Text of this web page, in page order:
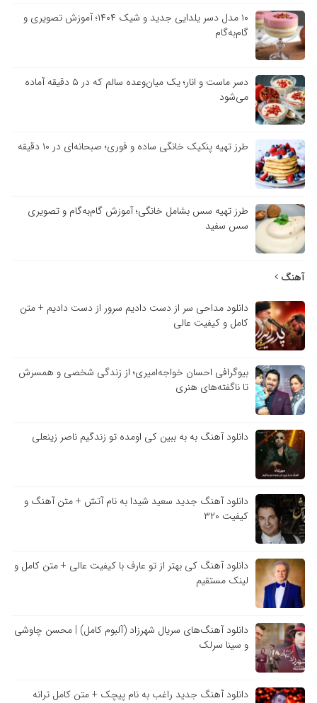
۱۰ مدل دسر یلدایی جدید و شیک ۱۴۰۴؛ آموزش تصویری و
گام‌به‌گام
دسر ماست و انار؛ یک میان‌وعده سالم که در ۵ دقیقه آماده
می‌شود
طرز تهیه پنکیک خانگی ساده و فوری؛ صبحانه‌ای در ۱۰ دقیقه
طرز تهیه سس بشامل خانگی؛ آموزش گام‌به‌گام و تصویری
سس سفید
آهنگ
دانلود مداحی سر از دست دادیم سرور از دست دادیم + متن
کامل و کیفیت عالی
بیوگرافی احسان خواجه‌امیری؛ از زندگی شخصی و همسرش
تا ناگفته‌های هنری
دانلود آهنگ به به ببین کی اومده تو زندگیم ناصر زینعلی
دانلود آهنگ جدید سعید شیدا به نام آتش + متن آهنگ و
کیفیت ۳۲۰
دانلود آهنگ کی بهتر از تو عارف با کیفیت عالی + متن کامل و
لینک مستقیم
دانلود آهنگ‌های سریال شهرزاد (آلبوم کامل) | محسن چاوشی
و سینا سرلک
دانلود آهنگ جدید راغب به نام پیچک + متن کامل ترانه